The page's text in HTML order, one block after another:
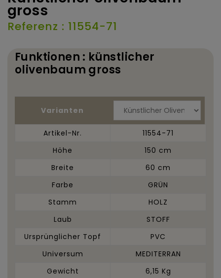
gross
Referenz : 11554-71
Funktionen : künstlicher
olivenbaum gross
Varianten
Artikel-Nr.
11554-71
Höhe
150 cm
Breite
60 cm
Farbe
GRÜN
Stamm
HOLZ
Laub
STOFF
Ursprünglicher Topf
PVC
Universum
MEDITERRAN
Gewicht
6,15 Kg